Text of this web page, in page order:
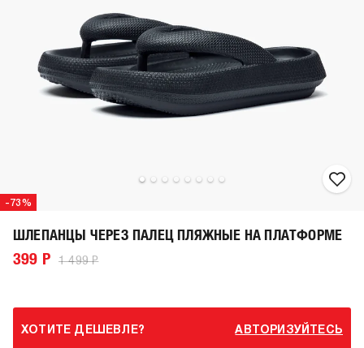
-73%
ШЛЕПАНЦЫ ЧЕРЕЗ ПАЛЕЦ ПЛЯЖНЫЕ НА ПЛАТФОРМЕ
399 Р 1 499 Р
ХОТИТЕ ДЕШЕВЛЕ? АВТОРИЗУЙТЕСЬ